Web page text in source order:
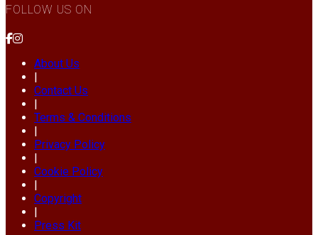
FOLLOW US ON
About Us
|
Contact Us
|
Terms & Conditions
|
Privacy Policy
|
Cookie Policy
|
Copyright
|
Press Kit